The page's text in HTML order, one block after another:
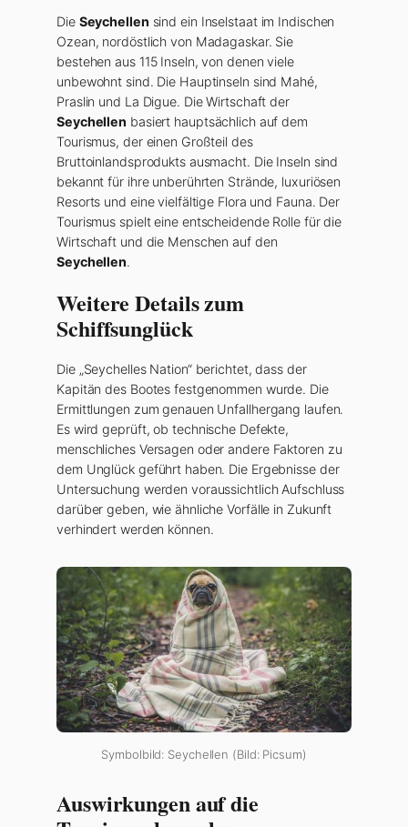
Die Seychellen sind ein Inselstaat im Indischen
Ozean, nordöstlich von Madagaskar. Sie
bestehen aus 115 Inseln, von denen viele
unbewohnt sind. Die Hauptinseln sind Mahé,
Praslin und La Digue. Die Wirtschaft der
Seychellen basiert hauptsächlich auf dem
Tourismus, der einen Großteil des
Bruttoinlandsprodukts ausmacht. Die Inseln sind
bekannt für ihre unberührten Strände, luxuriösen
Resorts und eine vielfältige Flora und Fauna. Der
Tourismus spielt eine entscheidende Rolle für die
Wirtschaft und die Menschen auf den
Seychellen.
Weitere Details zum
Schiffsunglück
Die „Seychelles Nation“ berichtet, dass der
Kapitän des Bootes festgenommen wurde. Die
Ermittlungen zum genauen Unfallhergang laufen.
Es wird geprüft, ob technische Defekte,
menschliches Versagen oder andere Faktoren zu
dem Unglück geführt haben. Die Ergebnisse der
Untersuchung werden voraussichtlich Aufschluss
darüber geben, wie ähnliche Vorfälle in Zukunft
verhindert werden können.
Symbolbild: Seychellen (Bild: Picsum)
Auswirkungen auf die